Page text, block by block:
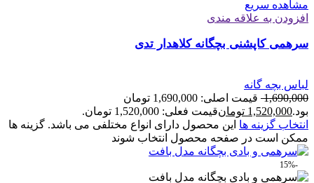
مشاهده سریع
افزودن به علاقه مندی
سرهمی کاپشنی بچگانه کلاهدار تدی
لباس بچه گانه
1,690,000
قیمت اصلی: 1,690,000 تومان
بود.1,520,000 تومانقیمت فعلی: 1,520,000 تومان.
انتخاب گزینه ها این محصول دارای انواع مختلفی می باشد. گزینه ها
ممکن است در صفحه محصول انتخاب شوند
-15%